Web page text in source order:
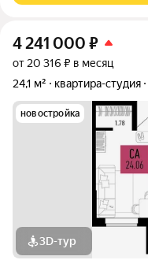
4 241 000 ₽
от 20 316 ₽ в месяц
24,1 м²
квартира-студия
новостройка
3D-тур